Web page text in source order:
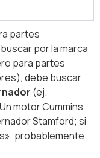
partes
por la marca
para partes
debe buscar
(ej.
motor Cummins
Stamford; si
probablemente